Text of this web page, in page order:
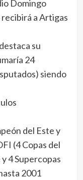
Domingo
a Artigas
su
24
siendo
del Este y
(4 Copas del
4 Supercopas
2001